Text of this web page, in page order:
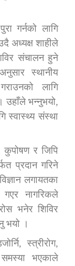
सुचना
सुचना
गर्नको लागि
अध्यक्ष शाहीले
संचालन हुने
स्थानीय
लागि
उहाँले भन्नुभयो,
स्वास्थ्य संस्था
कुपोषण र जिपि
प्रदान गरिने
लगायतका
गएर नागरिकले
भनेर शिविर
भयो ।
स्त्रीरोग,
भएकाले